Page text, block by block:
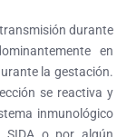
durante
en
la gestación.
se reactiva y
inmunológico